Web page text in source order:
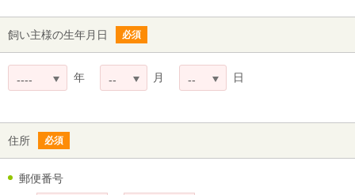
飼い主様の生年月日 必須
---- 年 -- 月 -- 日
住所 必須
郵便番号